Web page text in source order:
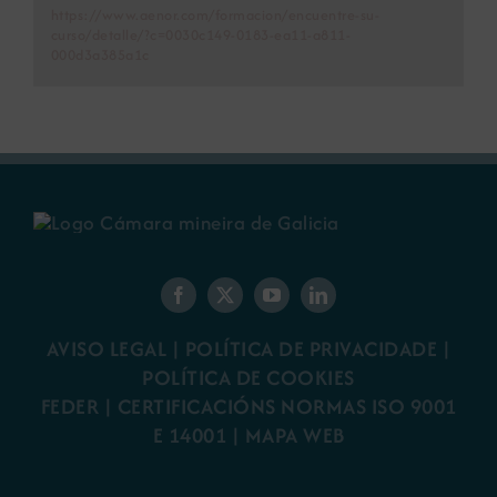
AVISO LEGAL | POLÍTICA DE PRIVACIDADE |
POLÍTICA DE COOKIES
FEDER | CERTIFICACIÓNS NORMAS ISO 9001
E 14001 | MAPA WEB